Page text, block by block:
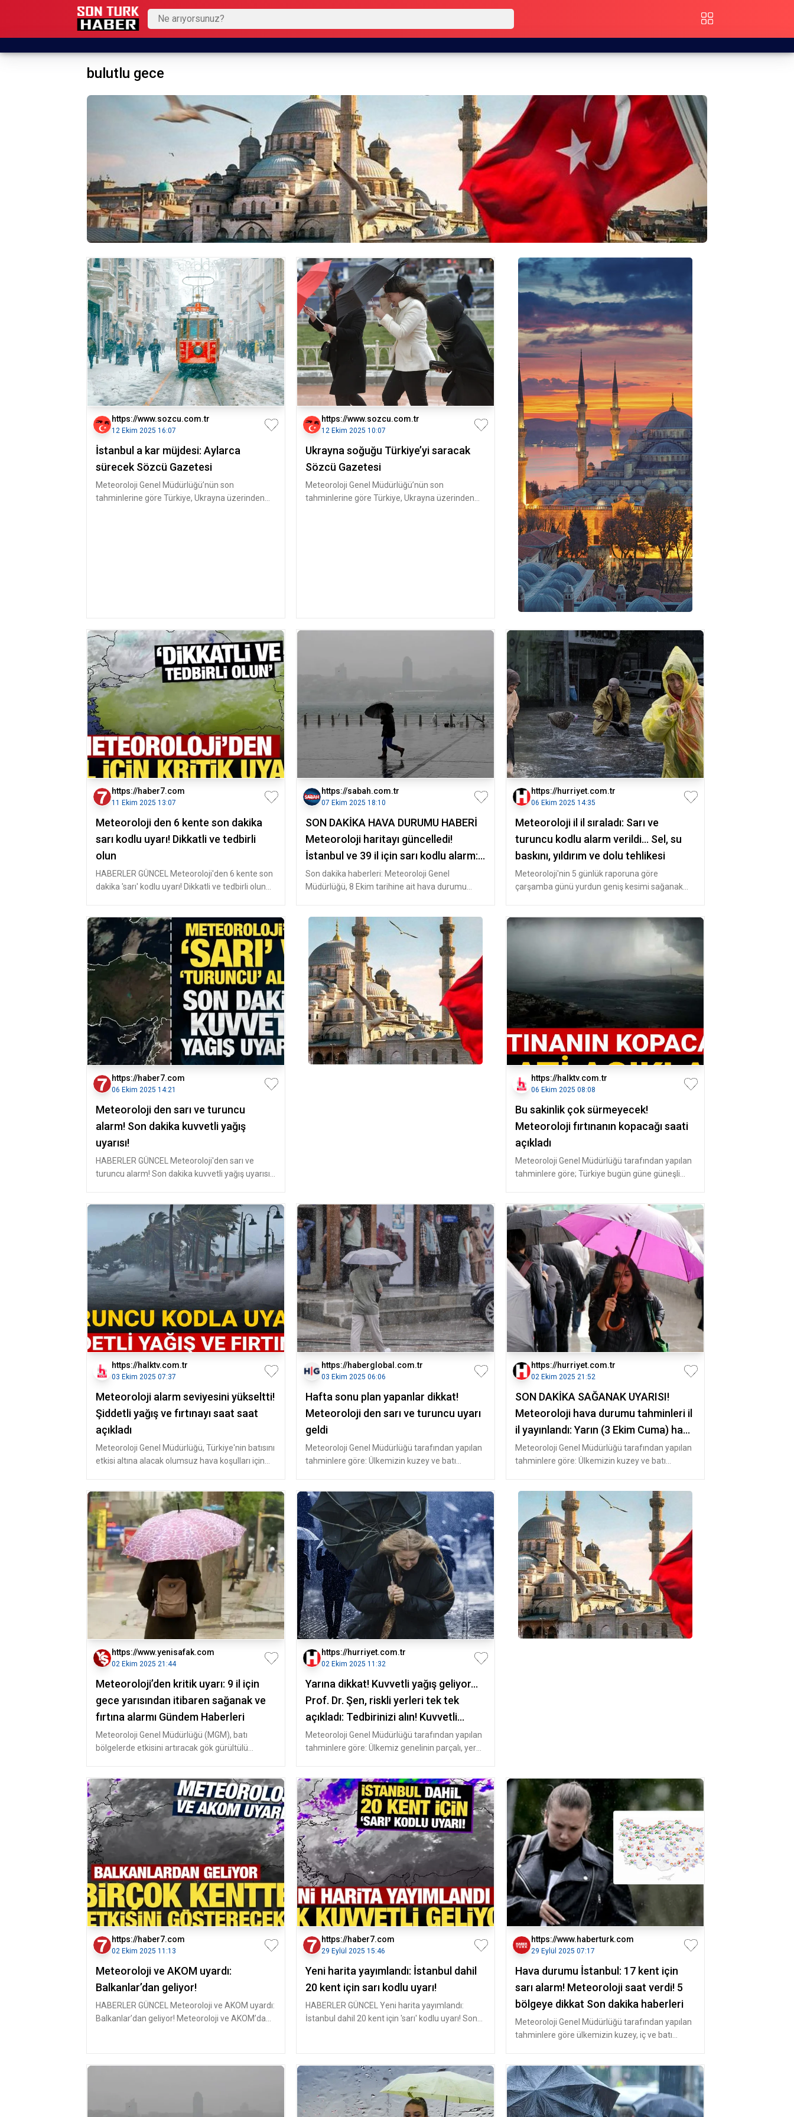
bulutlu gece
https://www.sozcu.com.tr
12 Ekim 2025 16:07
İstanbul a kar müjdesi: Aylarca
sürecek Sözcü Gazetesi
Meteoroloji Genel Müdürlüğü’nün son
tahminlerine göre Türkiye, Ukrayna üzerinden
https://www.sozcu.com.tr
12 Ekim 2025 10:07
Ukrayna soğuğu Türkiye’yi saracak
Sözcü Gazetesi
Meteoroloji Genel Müdürlüğü’nün son
tahminlerine göre Türkiye, Ukrayna üzerinden
https://haber7.com
11 Ekim 2025 13:07
Meteoroloji den 6 kente son dakika
sarı kodlu uyarı! Dikkatli ve tedbirli
olun
HABERLER GÜNCEL Meteoroloji'den 6 kente son
dakika 'sarı' kodlu uyarı! Dikkatli ve tedbirli olun
https://sabah.com.tr
07 Ekim 2025 18:10
SON DAKİKA HAVA DURUMU HABERİ
Meteoroloji haritayı güncelledi!
İstanbul ve 39 il için sarı kodlu alarm:
3 gün boyunca etkili olacak
Son dakika haberleri: Meteoroloji Genel
Müdürlüğü, 8 Ekim tarihine ait hava durumu
https://hurriyet.com.tr
06 Ekim 2025 14:35
Meteoroloji il il sıraladı: Sarı ve
turuncu kodlu alarm verildi... Sel, su
baskını, yıldırım ve dolu tehlikesi
Meteoroloji'nin 5 günlük raporuna göre
çarşamba günü yurdun geniş kesimi sağanak
https://haber7.com
06 Ekim 2025 14:21
Meteoroloji den sarı ve turuncu
alarm! Son dakika kuvvetli yağış
uyarısı!
HABERLER GÜNCEL Meteoroloji'den sarı ve
turuncu alarm! Son dakika kuvvetli yağış uyarısı!
https://halktv.com.tr
06 Ekim 2025 08:08
Bu sakinlik çok sürmeyecek!
Meteoroloji fırtınanın kopacağı saati
açıkladı
Meteoroloji Genel Müdürlüğü tarafından yapılan
tahminlere göre; Türkiye bugün güne güneşli
https://halktv.com.tr
03 Ekim 2025 07:37
Meteoroloji alarm seviyesini yükseltti!
Şiddetli yağış ve fırtınayı saat saat
açıkladı
Meteoroloji Genel Müdürlüğü, Türkiye'nin batısını
etkisi altına alacak olumsuz hava koşulları için
https://haberglobal.com.tr
03 Ekim 2025 06:06
Hafta sonu plan yapanlar dikkat!
Meteoroloji den sarı ve turuncu uyarı
geldi
Meteoroloji Genel Müdürlüğü tarafından yapılan
tahminlere göre: Ülkemizin kuzey ve batı
https://hurriyet.com.tr
02 Ekim 2025 21:52
SON DAKİKA SAĞANAK UYARISI!
Meteoroloji hava durumu tahminleri il
il yayınlandı: Yarın (3 Ekim Cuma) hava
nasıl olacak, İstanbul da yağmur var
mı, nerelere...
Meteoroloji Genel Müdürlüğü tarafından yapılan
tahminlere göre: Ülkemizin kuzey ve batı
https://www.yenisafak.com
02 Ekim 2025 21:44
Meteoroloji’den kritik uyarı: 9 il için
gece yarısından itibaren sağanak ve
fırtına alarmı Gündem Haberleri
Meteoroloji Genel Müdürlüğü (MGM), batı
bölgelerde etkisini artıracak gök gürültülü
https://hurriyet.com.tr
02 Ekim 2025 11:32
Yarına dikkat! Kuvvetli yağış geliyor...
Prof. Dr. Şen, riskli yerleri tek tek
açıkladı: Tedbirinizi alın! Kuvvetli
fırtına, şimşek, yıldırım, dolu...
Meteoroloji Genel Müdürlüğü tarafından yapılan
tahminlere göre: Ülkemiz genelinin parçalı, yer
https://haber7.com
02 Ekim 2025 11:13
Meteoroloji ve AKOM uyardı:
Balkanlar’dan geliyor!
HABERLER GÜNCEL Meteoroloji ve AKOM uyardı:
Balkanlar’dan geliyor! Meteoroloji ve AKOM’dan
https://haber7.com
29 Eylül 2025 15:46
Yeni harita yayımlandı: İstanbul dahil
20 kent için sarı kodlu uyarı!
HABERLER GÜNCEL Yeni harita yayımlandı:
İstanbul dahil 20 kent için 'sarı' kodlu uyarı! Son
https://www.haberturk.com
29 Eylül 2025 07:17
Hava durumu İstanbul: 17 kent için
sarı alarm! Meteoroloji saat verdi! 5
bölgeye dikkat Son dakika haberleri
Meteoroloji Genel Müdürlüğü tarafından yapılan
tahminlere göre ülkemizin kuzey, iç ve batı